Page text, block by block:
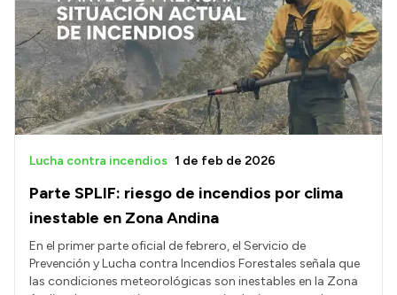
Parte SPLIF: riesgo de incendios por clima
inestable en Zona Andina
Lucha contra incendios 1 de feb de 2026
En el primer parte oficial de febrero, el Servicio de
Prevención y Lucha contra Incendios Forestales señala que
las condiciones meteorológicas son inestables en la Zona